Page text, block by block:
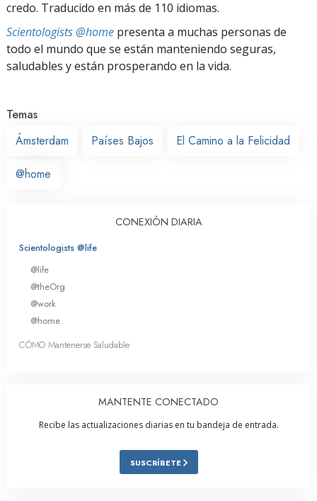
credo. Traducido en más de 110 idiomas.
Scientologists @home presenta a muchas personas de
todo el mundo que se están manteniendo seguras,
saludables y están prosperando en la vida.
Temas
Ámsterdam
Países Bajos El Camino a la Felicidad
@home
CONEXIÓN DIARIA
Scientologists @life
@life
@theOrg
@work
@home
CÓMO Mantenerse Saludable
MANTENTE CONECTADO
Recibe las actualizaciones diarias en tu bandeja de entrada.
SUSCRÍBETE